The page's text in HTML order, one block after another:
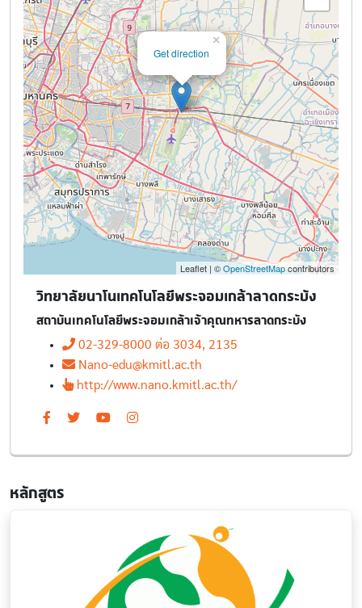
Get direction
×
Leaflet | ©OpenStreetMapcontributors
วิทยาลัยนาโนเทคโนโลยีพระจอมเกล้าลาดกระบัง
สถาบันเทคโนโลยีพระจอมเกล้าเจ้าคุณทหารลาดกระบัง
02-329-8000 ต่อ 3034, 2135
Nano-edu@kmitl.ac.th
http://www.nano.kmitl.ac.th/
หลักสูตร